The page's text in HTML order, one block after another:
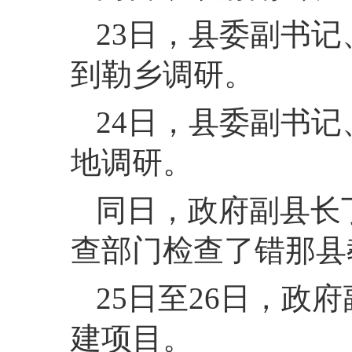
23日， 县委副书记
到勒乡调研。
24日， 县委副书记
地调研。
同日， 政府副县长
查部门检查了错那
25日至26日， 政府
建项目。